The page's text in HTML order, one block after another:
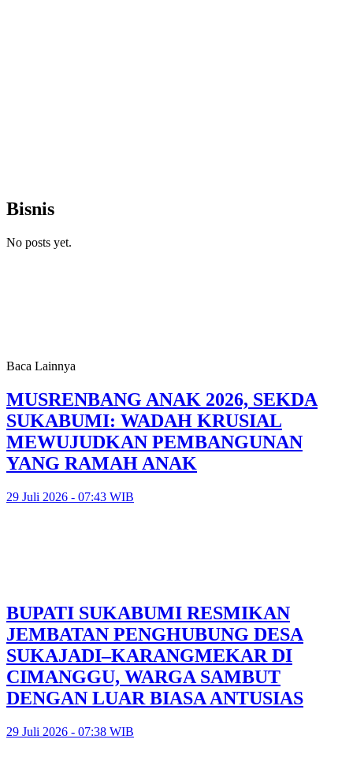
Bisnis
No posts yet.
Baca Lainnya
MUSRENBANG ANAK 2026, SEKDA
SUKABUMI: WADAH KRUSIAL
MEWUJUDKAN PEMBANGUNAN
YANG RAMAH ANAK
29 Juli 2026 - 07:43 WIB
BUPATI SUKABUMI RESMIKAN
JEMBATAN PENGHUBUNG DESA
SUKAJADI–KARANGMEKAR DI
CIMANGGU, WARGA SAMBUT
DENGAN LUAR BIASA ANTUSIAS
29 Juli 2026 - 07:38 WIB